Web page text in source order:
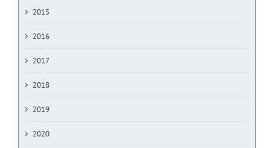
2015
2016
2017
2018
2019
2020